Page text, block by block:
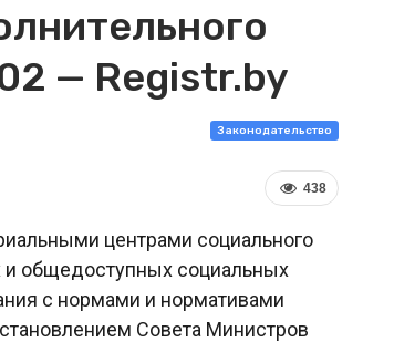
— Registr.by
Законодательство
438
центрами социального
и общедоступных социальных
с нормами и нормативами
Совета Министров